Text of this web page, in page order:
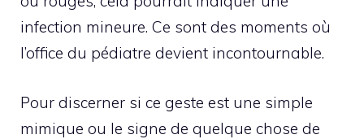
infection mineure. Ce sont des moments où
l’office du pédiatre devient incontournable.
Pour discerner si ce geste est une simple
mimique ou le signe de quelque chose de